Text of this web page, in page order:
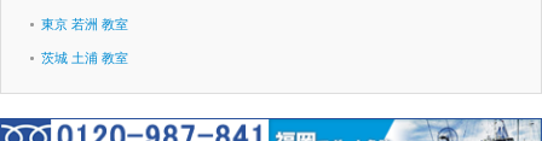
東京 若洲 教室
茨城 土浦 教室